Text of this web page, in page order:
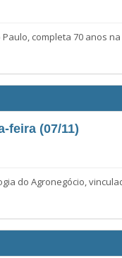
completa 70 anos
feira (07/11)
do Agronegócio,